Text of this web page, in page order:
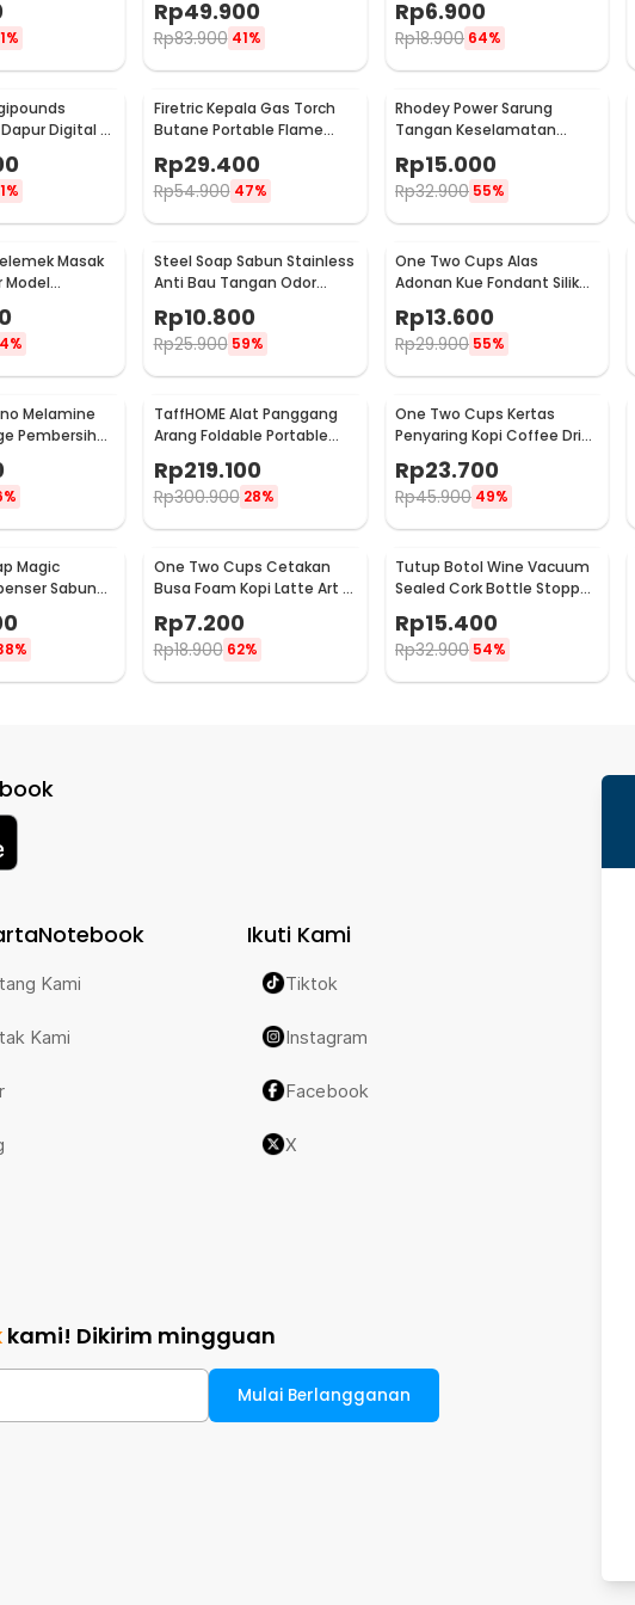
Rp49.900
Rp83.900 41%
Rp6.900
Rp18.900 64%
Digital 6
- i2000
Firetric Kepala Gas Torch
Butane Portable Flame
Rp29.400
Rp54.900 47%
Rhodey Power Sarung
Tangan Keselamatan
EN388
Rp15.000
Rp32.900 55%
Masak
Model
Spatula -
Steel Soap Sabun Stainless
Anti Bau Tangan Odor
Remove - HW071
Rp10.800
Rp25.900 59%
One Two Cups Alas
Adonan Kue Fondant Silikon
Baking Mat Anti Slip -
JJ3873
Rp13.600
Rp29.900 55%
Melamine
Pembersih
TaffHOME Alat Panggang
Arang Foldable Portable
HWSK77
Rp219.100
Rp300.900 28%
One Two Cups Kertas
Penyaring Kopi Coffee Drip
Bag Paper Filter 50PCS -
T111
Rp23.700
Rp45.900 49%
Magic
Sabun
One Two Cups Cetakan
Busa Foam Kopi Latte Art 16
Rp7.200
Rp18.900 62%
Tutup Botol Wine Vacuum
Sealed Cork Bottle Stopper
Rp15.400
Rp32.900 54%
Kami
Kami
Ikuti Kami
Tiktok
Instagram
Facebook
X
kami! Dikirim mingguan
Mulai Berlangganan